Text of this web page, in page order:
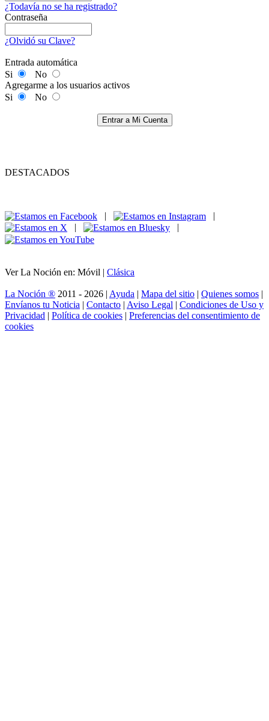
¿Todavía no se ha registrado?
Contraseña
¿Olvidó su Clave?
Entrada automática
Si
No
Agregarme a los usuarios activos
Si
No
Entrar a Mi Cuenta
DESTACADOS
|
|
|
|
Ver La Noción en: Móvil | Clásica
La Noción ® 2011 - 2026 | Ayuda | Mapa del sitio | Quienes somos |
Envíanos tu Noticia | Contacto | Aviso Legal | Condiciones de Uso y
Privacidad | Política de cookies | Preferencias del consentimiento de
cookies